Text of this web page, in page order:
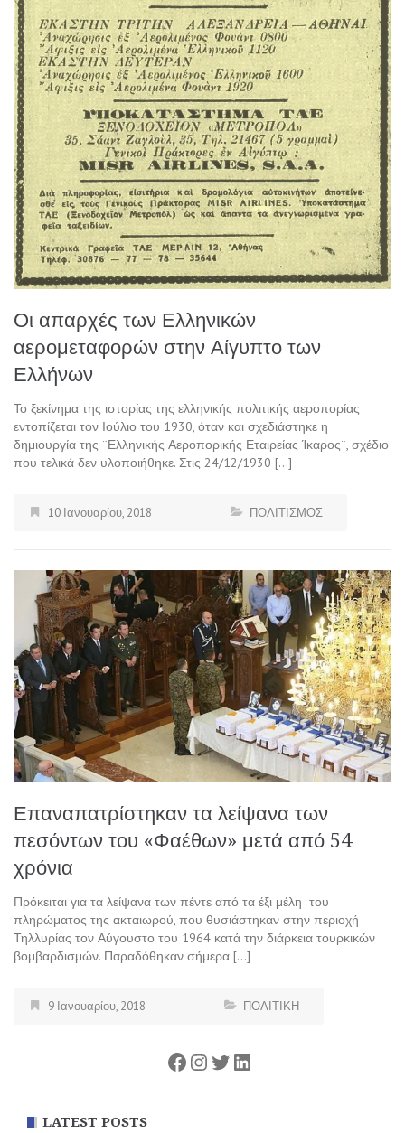
Οι απαρχές των Ελληνικών
αερομεταφορών στην Αίγυπτο των
Ελλήνων
Το ξεκίνημα της ιστορίας της ελληνικής πολιτικής αεροπορίας
εντοπίζεται τον Ιούλιο του 1930, όταν και σχεδιάστηκε η
δημιουργία της ¨Ελληνικής Αεροπορικής Εταιρείας Ίκαρος¨, σχέδιο
που τελικά δεν υλοποιήθηκε. Στις 24/12/1930 […]
10 Ιανουαρίου, 2018 ΠΟΛΙΤΙΣΜΟΣ
Επαναπατρίστηκαν τα λείψανα των
πεσόντων του «Φαέθων» μετά από 54
χρόνια
Πρόκειται για τα λείψανα των πέντε από τα έξι μέλη του
πληρώματος της ακταιωρού, που θυσιάστηκαν στην περιοχή
Τηλλυρίας τον Αύγουστο του 1964 κατά την διάρκεια τουρκικών
βομβαρδισμών. Παραδόθηκαν σήμερα […]
9 Ιανουαρίου, 2018 ΠΟΛΙΤΙΚΗ
Facebook
Instagram
Twitter
Linkedin
LATEST POSTS